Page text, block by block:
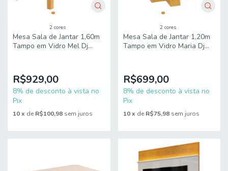
2 cores
Mesa Sala de Jantar 1,60m
Tampo em Vidro Mel Dj
R$929,00
8% de desconto à vista no
Pix
10x de R$100,98 sem juros
2 cores
Mesa Sala de Jantar 1,20m
Tampo em Vidro Maria Dj
R$699,00
8% de desconto à vista no
Pix
10 x de R$75,98 sem juros